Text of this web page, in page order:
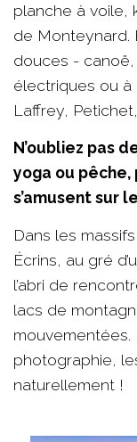
planche à voile,
de Monteynard.
douces -
électriques ou
Laffrey,
N’oubliez pas
yoga ou
s’amusent sur
Dans les
Écrins, au gré
l’abri de
lacs de
photographie,
naturellement !